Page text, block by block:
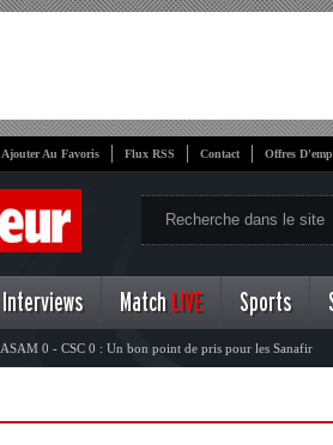
Ajouter Au Favoris Flux RSS Contact Offres
Interviews Match LIVE Sports
ASAM 0 - CSC 0 : Un bon point de pris pour les Sanafir